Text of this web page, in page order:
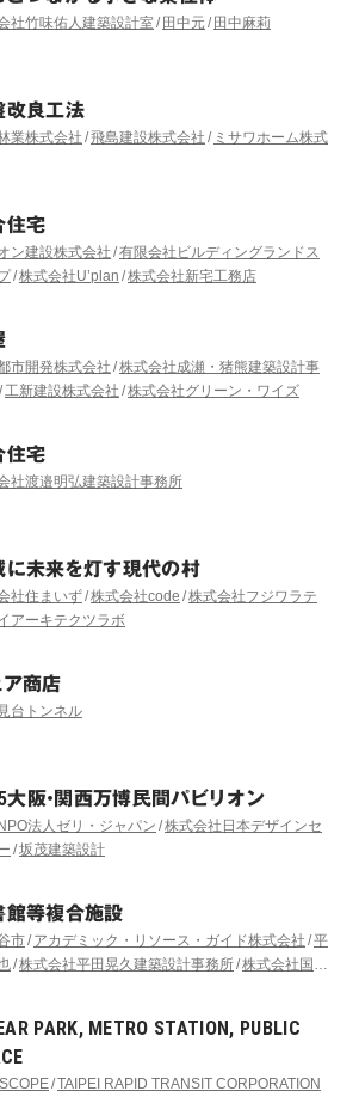
社竹味佑人建築設計室 田中元 田中麻莉
改良工法
業株式会社 飛島建設株式会社
ミサワホーム株式
住宅
ン建設株式会社 有限会社ビルディングランドス
株式会社U’plan 株式会社新宅工務店
市開発株式会社 株式会社成瀬・猪熊建築設計事
工新建設株式会社 株式会社グリーン・ワイズ
住宅
社渡邉明弘建築設計事務所
に未来を灯す現代の村
社住まいず 株式会社code 株式会社フジワラテ
アーキテクツラボ
ア商店
台トンネル
大阪・関西万博民間パビリオン
法人ゼリ・ジャパン 株式会社日本デザインセ
坂茂建築設計
館等複合施設
市 アカデミック・リソース・ガイド株式会社 平
株式会社平田晃久建築設計事務所 株式会社国際
PARK, METRO STATION, PUBLIC
TAIPEI RAPID TRANSIT CORPORATION